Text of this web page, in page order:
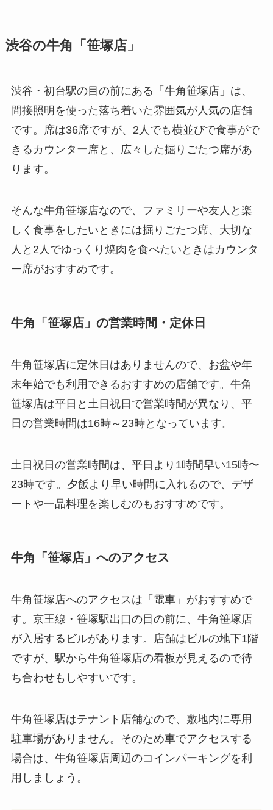
渋谷の牛角「笹塚店」
渋谷・初台駅の目の前にある「牛角笹塚店」は、
間接照明を使った落ち着いた雰囲気が人気の店舗
です。席は36席ですが、2人でも横並びで食事がで
きるカウンター席と、広々した掘りごたつ席があ
ります。
そんな牛角笹塚店なので、ファミリーや友人と楽
しく食事をしたいときには掘りごたつ席、大切な
人と2人でゆっくり焼肉を食べたいときはカウンタ
ー席がおすすめです。
牛角「笹塚店」の営業時間・定休日
牛角笹塚店に定休日はありませんので、お盆や年
末年始でも利用できるおすすめの店舗です。牛角
笹塚店は平日と土日祝日で営業時間が異なり、平
日の営業時間は16時～23時となっています。
土日祝日の営業時間は、平日より1時間早い15時〜
23時です。夕飯より早い時間に入れるので、デザ
ートや一品料理を楽しむのもおすすめです。
牛角「笹塚店」へのアクセス
牛角笹塚店へのアクセスは「電車」がおすすめで
す。京王線・笹塚駅出口の目の前に、牛角笹塚店
が入居するビルがあります。店舗はビルの地下1階
ですが、駅から牛角笹塚店の看板が見えるので待
ち合わせもしやすいです。
牛角笹塚店はテナント店舗なので、敷地内に専用
駐車場がありません。そのため車でアクセスする
場合は、牛角笹塚店周辺のコインパーキングを利
用しましょう。